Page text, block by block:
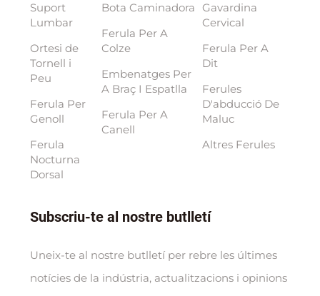
Suport
Lumbar
Ortesi de
Tornell i
Peu
Ferula Per
Genoll
Ferula
Nocturna
Dorsal
Bota Caminadora
Ferula Per A
Colze
Embenatges Per
A Braç I Espatlla
Ferula Per A
Canell
Gavardina
Cervical
Ferula Per A
Dit
Ferules
D'abducció De
Maluc
Altres Ferules
Subscriu-te al nostre butlletí
Uneix-te al nostre butlletí per rebre les últimes
notícies de la indústria, actualitzacions i opinions